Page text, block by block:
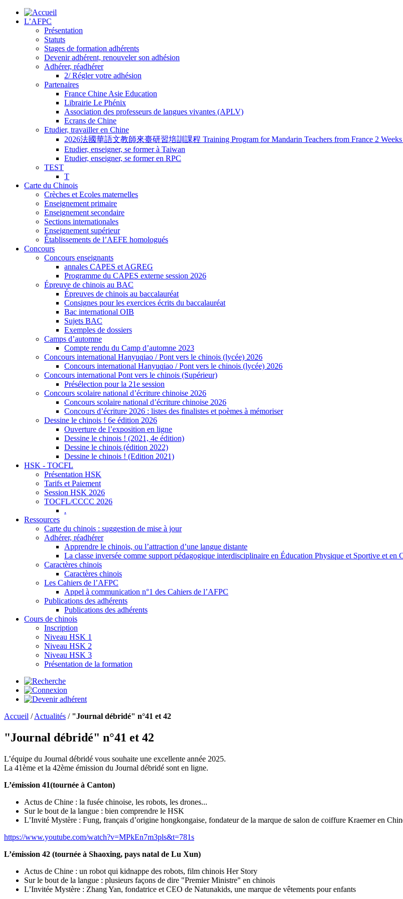
L’AFPC
Présentation
Statuts
Stages de formation adhérents
Devenir adhérent, renouveler son adhésion
Adhérer, réadhérer
2/ Régler votre adhésion
Partenaires
France Chine Asie Education
Librairie Le Phénix
Association des professeurs de langues vivantes (APLV)
Ecrans de Chine
Etudier, travailler en Chine
2026法國華語文教師來臺研習培訓課程 Training Program for Mandarin Teachers from France 2
Etudier, enseigner, se former à Taiwan
Etudier, enseigner, se former en RPC
TEST
T
Carte du Chinois
Crèches et Ecoles maternelles
Enseignement primaire
Enseignement secondaire
Sections internationales
Enseignement supérieur
Établissements de l’AEFE homologués
Concours
Concours enseignants
annales CAPES et AGREG
Programme du CAPES externe session 2026
Épreuve de chinois au BAC
Épreuves de chinois au baccalauréat
Consignes pour les exercices écrits du baccalauréat
Bac international OIB
Sujets BAC
Exemples de dossiers
Camps d’automne
Compte rendu du Camp d’automne 2023
Concours international Hanyuqiao / Pont vers le chinois (lycée) 2026
Concours international Hanyuqiao / Pont vers le chinois (lycée) 2026
Concours international Pont vers le chinois (Supérieur)
Présélection pour la 21e session
Concours scolaire national d’écriture chinoise 2026
Concours scolaire national d’écriture chinoise 2026
Concours d’écriture 2026 : listes des finalistes et poèmes à mémoriser
Dessine le chinois ! 6e édition 2026
Ouverture de l’exposition en ligne
Dessine le chinois ! (2021, 4e édition)
Dessine le chinois (édition 2022)
Dessine le chinois ! (Edition 2021)
HSK - TOCFL
Présentation HSK
Tarifs et Paiement
Session HSK 2026
TOCFL/CCCC 2026
.
Ressources
Carte du chinois : suggestion de mise à jour
Adhérer, réadhérer
Apprendre le chinois, ou l’attraction d’une langue distante
La classe inversée comme support pédagogique interdisciplinaire en Éducation Physique et Sportive et en
Caractères chinois
Caractères chinois
Les Cahiers de l’AFPC
Appel à communication n°1 des Cahiers de l’AFPC
Publications des adhérents
Publications des adhérents
Cours de chinois
Inscription
Niveau HSK 1
Niveau HSK 2
Niveau HSK 3
Présentation de la formation
Accueil /Actualités / "Journal débridé" n°41 et 42
"Journal débridé" n°41 et 42
L’équipe du Journal débridé vous souhaite une excellente année 2025.
La 41ème et la 42ème émission du Journal débridé sont en ligne.
L’émission 41(tournée à Canton)
Actus de Chine : la fusée chinoise, les robots, les drones...
Sur le bout de la langue : bien comprendre le HSK
L’Invité Mystère : Fung, français d’origine hongkongaise, fondateur de la marque de salon de coiffure Kraemer en
https://www.youtube.com/watch?v=MPkEn7m3pls&t=781s
L’émission 42 (tournée à Shaoxing, pays natal de Lu Xun)
Actus de Chine : un robot qui kidnappe des robots, film chinois Her Story
Sur le bout de la langue : plusieurs façons de dire "Premier Ministre" en chinois
L’Invitée Mystère : Zhang Yan, fondatrice et CEO de Natunakids, une marque de vêtements pour enfants